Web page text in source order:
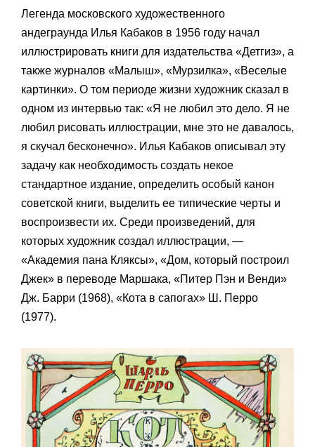
Легенда московского художественного
андеграунда Илья Кабаков в 1956 году начал
иллюстрировать книги для издательства «Детгиз», а
также журналов «Малыш», «Мурзилка», «Веселые
картинки». О том периоде жизни художник сказал в
одном из интервью так: «Я не любил это дело. Я не
любил рисовать иллюстрации, мне это не давалось,
я скучал бесконечно». Илья Кабаков описывал эту
задачу как необходимость создать некое
стандартное издание, определить особый канон
советской книги, выделить ее типические черты и
воспроизвести их. Среди произведений, для
которых художник создал иллюстрации, —
«Академия пана Кляксы», «Дом, который построил
Джек» в переводе Маршака, «Питер Пэн и Венди»
Дж. Барри (1968), «Кота в сапогах» Ш. Перро
(1977).